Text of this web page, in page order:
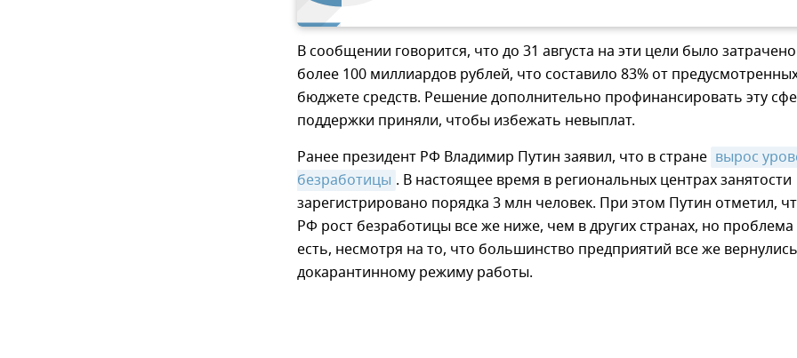
В сообщении говорится, что до 31 августа на эти цели было затрачено
более 100 миллиардов рублей, что составило 83% от
бюджете средств. Решение дополнительно профинансировать эту
поддержки приняли, чтобы избежать невыплат.
Ранее президент РФ Владимир Путин заявил, что в стране вырос
безработицы . В настоящее время в региональных центрах занятости
зарегистрировано порядка 3 млн человек. При этом Путин отметил,
РФ рост безработицы все же ниже, чем в других странах, но проблема
есть, несмотря на то, что большинство предприятий все же
докарантинному режиму работы.